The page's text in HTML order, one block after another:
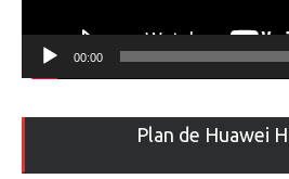
00:00
Plan de Huawei